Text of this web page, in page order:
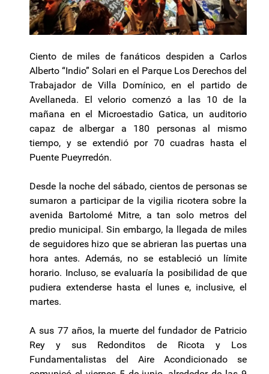
Ciento de miles de fanáticos despiden a Carlos
Alberto “Indio” Solari en el Parque Los Derechos del
Trabajador de Villa Domínico, en el partido de
Avellaneda. El velorio comenzó a las 10 de la
mañana en el Microestadio Gatica, un auditorio
capaz de albergar a 180 personas al mismo
tiempo, y se extendió por 70 cuadras hasta el
Puente Pueyrredón.
Desde la noche del sábado, cientos de personas se
sumaron a participar de la vigilia ricotera sobre la
avenida Bartolomé Mitre, a tan solo metros del
predio municipal. Sin embargo, la llegada de miles
de seguidores hizo que se abrieran las puertas una
hora antes. Además, no se estableció un límite
horario. Incluso, se evaluaría la posibilidad de que
pudiera extenderse hasta el lunes e, inclusive, el
martes.
A sus 77 años, la muerte del fundador de Patricio
Rey y sus Redonditos de Ricota y Los
Fundamentalistas del Aire Acondicionado se